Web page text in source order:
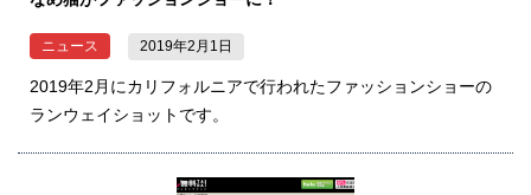
ニュース 2019年2月1日
2019年2月にカリフォルニアで行われたファッションショーの
ランウェイショットです。